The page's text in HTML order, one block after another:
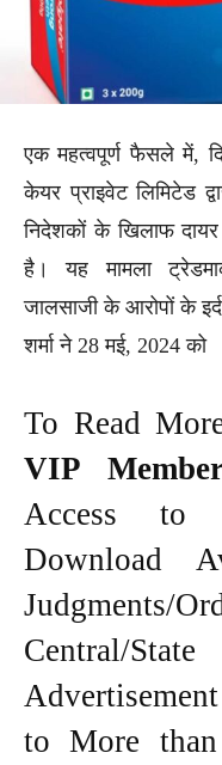
एक महत्वपूर्ण फैसले में,
केयर प्राइवेट लिमिटेड
निदेशकों के खिलाफ
है। यह मामला
जालसाजी के आरोपों के
शर्मा ने 28 मई, 2024 को
To Read
VIP
Access
Download
Central/
to More